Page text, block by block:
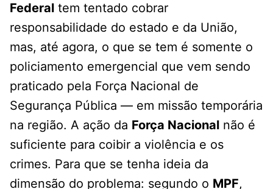
Federal tem tentado cobrar
responsabilidade do estado e da União,
mas, até agora, o que se tem é somente o
policiamento emergencial que vem sendo
praticado pela Força Nacional de
Segurança Pública — em missão temporária
na região. A ação da Força Nacional não é
suficiente para coibir a violência e os
crimes. Para que se tenha ideia da
dimensão do problema: segundo o MPF,